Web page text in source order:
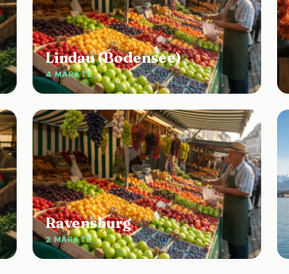
Lindau (Bodensee)
4 MÄRKTE
Ravensburg
2 MÄRKTE